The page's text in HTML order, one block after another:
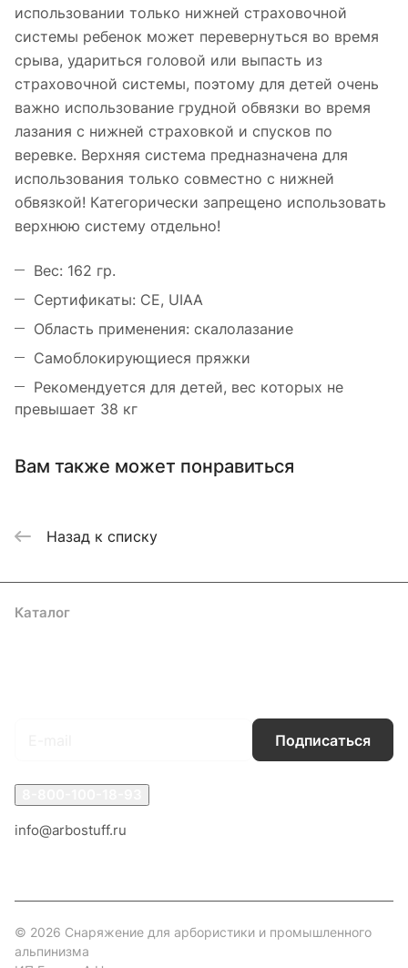
использовании только нижней страховочной
системы ребенок может перевернуться во время
срыва, удариться головой или выпасть из
страховочной системы, поэтому для детей очень
важно использование грудной обвязки во время
лазания с нижней страховкой и спусков по
веревке. Верхняя система предназначена для
использования только совместно с нижней
обвязкой! Категорически запрещено использовать
верхнюю систему отдельно!
Вес: 162 гр.
Сертификаты: CE, UIAA
Область применения: скалолазание
Самоблокирующиеся пряжки
Рекомендуется для детей, вес которых не
превышает 38 кг
Вам также может понравиться
Назад к списку
Каталог
Подписаться
info@arbostuff.ru
© 2026 Снаряжение для арбористики и промышленного
альпинизма